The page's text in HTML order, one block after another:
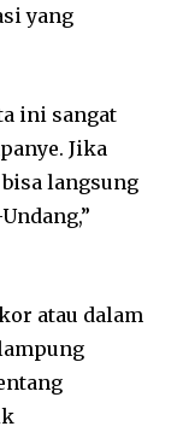
yang
ini sangat
Jika
langsung
atau dalam